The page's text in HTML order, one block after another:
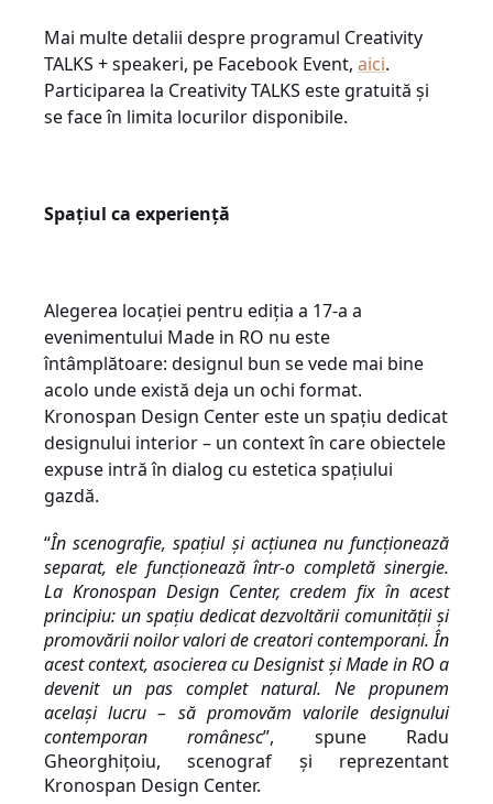
Mai multe detalii despre programul Creativity
TALKS + speakeri, pe Facebook Event, aici.
Participarea la Creativity TALKS este gratuită și
se face în limita locurilor disponibile.
Spațiul ca experiență
Alegerea locației pentru ediția a 17-a a
evenimentului Made in RO nu este
întâmplătoare: designul bun se vede mai bine
acolo unde există deja un ochi format.
Kronospan Design Center este un spațiu dedicat
designului interior – un context în care obiectele
expuse intră în dialog cu estetica spațiului
gazdă.
“În scenografie, spațiul și acțiunea nu funcționează
separat, ele funcționează într-o completă sinergie.
La Kronospan Design Center, credem fix în acest
principiu: un spațiu dedicat dezvoltării comunității și
promovării noilor valori de creatori contemporani. În
acest context, asocierea cu Designist și Made in RO a
devenit un pas complet natural. Ne propunem
același lucru – să promovăm valorile designului
contemporan românesc”, spune Radu
Gheorghițoiu, scenograf și reprezentant
Kronospan Design Center.